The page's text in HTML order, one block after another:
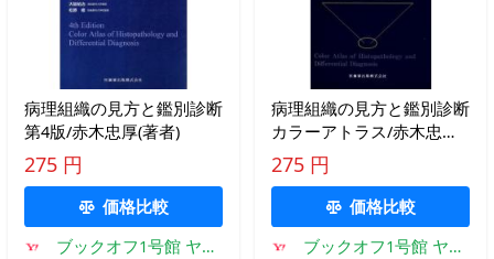
病理組織の見方と鑑別診断
第4版/赤木忠厚(著者)
275 円
価格比較
ブックオフ1号館 ヤフ
病理組織の見方と鑑別診断
カラーアトラス/赤木忠厚
(編者),大西義久(編者),笹野
伸昭(
275 円
価格比較
ブックオフ1号館 ヤフ